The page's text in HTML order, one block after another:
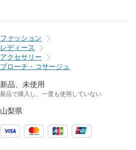
ファッション
レディース
アクセサリー
ブローチ・コサージュ
新品、未使用
新品で購入し、一度も使用していない
山梨県